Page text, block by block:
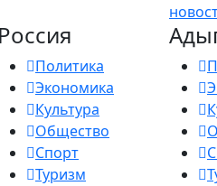
Россия
Политика
Экономика
Культура
Общество
Спорт
Туризм